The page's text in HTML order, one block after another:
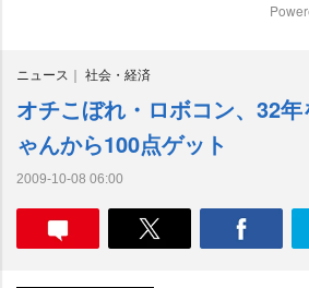
ニュース 社会・経済
オチこぼれ・ロボコン、32
ゃんから100点ゲット
2009-10-08 06:00